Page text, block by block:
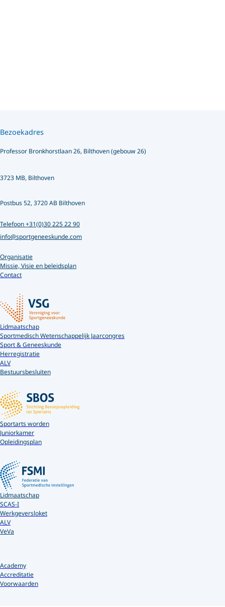
Organisatie
Missie, Visie en beleidsplan
Contact
Lidmaatschap
Sportmedisch Wetenschappelijk Jaarcongres
Sport & Geneeskunde
Herregistratie
ALV
Bestuursbesluiten
Sportarts worden
Juniorkamer
Opleidingsplan
Lidmaatschap
SCAS-I
Werkgeversloket
ALV
VeVa
Academy
Accreditatie
Voorwaarden
Bezoekadres
Professor Bronkhorstlaan 26, Bilthoven (gebouw 26)
3723 MB, Bilthoven
Postbus 52, 3720 AB Bilthoven
Telefoon +31(0)30 225 22 90
info@sportgeneeskunde.com